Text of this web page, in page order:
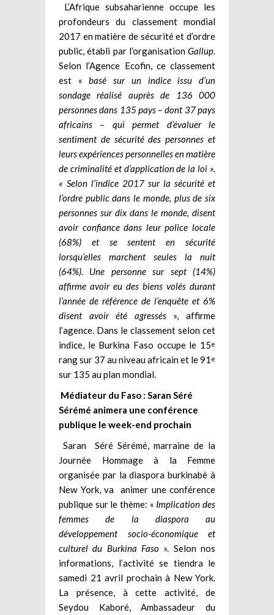
L’Afrique subsaharienne occupe les
profondeurs du classement mondial
2017 en matière de sécurité et d’ordre
public, établi par l’organisation Gallup
Selon l’Agence Ecofin, ce classement
est «basé sur un indice issu d’un
sondage réalisé auprès de 136 000
personnes dans 135 pays – dont 37 pays
africains – qui permet d’évaluer le
sentiment de sécurité des personnes et
leurs expériences personnelles en matière
de criminalité et d’application de la loi ».
« Selon l’indice 2017 sur la sécurité et
l’ordre public dans le monde, plus de six
personnes sur dix dans le monde, disent
avoir confiance dans leur police locale
(68%) et se sentent en sécurité
lorsqu’elles marchent seules la nuit
(64%). Une personne sur sept (14%)
affirme avoir eu des biens volés durant
l’année de référence de l’enquête et 6%
disent avoir été agressés», affirme
l’agence. Dans le classement selon cet
indice, le Burkina Faso occupe le 15e
rang sur 37 au niveau africain et le 91 e
sur 135 au plan mondial.
Médiateur du Faso : Saran Séré
Sérémé animera une conférence
publique le week-end prochain
Saran Séré Sérémé, marraine de la
Journée Hommage à la Femme
organisée par la diaspora burkinabè à
New York, va animer une conférence
publique sur le thème: « Implication des
femmes de la diaspora au
développement socio-économique et
culturel du Burkina Faso ». Selon nos
informations, l’activité se tiendra le
samedi 21 avril prochain à New York.
La présence, à cette activité, de
Seydou Kaboré, Ambassadeur du